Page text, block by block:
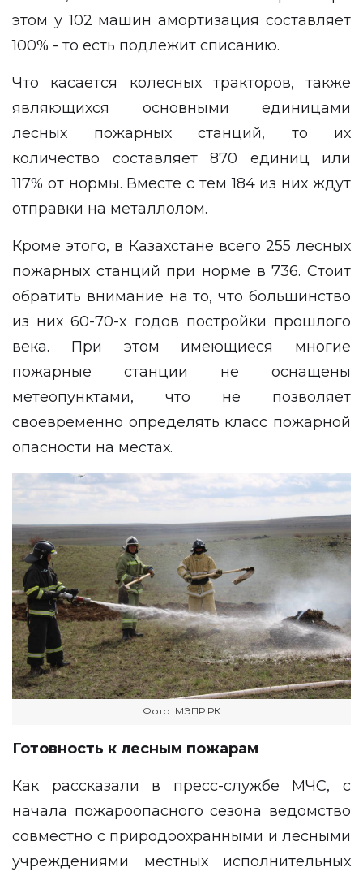
этом у 102 машин амортизация составляет
100% - то есть подлежит списанию.
Что касается колесных тракторов, также
являющихся основными единицами
лесных пожарных станций, то их
количество составляет 870 единиц или
117% от нормы. Вместе с тем 184 из них ждут
отправки на металлолом.
Кроме этого, в Казахстане всего 255 лесных
пожарных станций при норме в 736. Стоит
обратить внимание на то, что большинство
из них 60-70-х годов постройки прошлого
века. При этом имеющиеся многие
пожарные станции не оснащены
метеопунктами, что не позволяет
своевременно определять класс пожарной
опасности на местах.
Фото: МЭПР РК
Готовность к лесным пожарам
Как рассказали в пресс-службе МЧС, с
начала пожароопасного сезона ведомство
совместно с природоохранными и лесными
учреждениями местных исполнительных